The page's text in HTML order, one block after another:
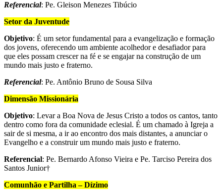
Referencial: Pe. Gleison Menezes Tibúcio
Setor da Juventude
Objetivo: É um setor fundamental para a evangelização e formação
dos jovens, oferecendo um ambiente acolhedor e desafiador para
que eles possam crescer na fé e se engajar na construção de um
mundo mais justo e fraterno.
Referencial: Pe. Antônio Bruno de Sousa Silva
Dimensão Missionária
Objetivo: Levar a Boa Nova de Jesus Cristo a todos os cantos, tanto
dentro como fora da comunidade eclesial. É um chamado à Igreja a
sair de si mesma, a ir ao encontro dos mais distantes, a anunciar o
Evangelho e a construir um mundo mais justo e fraterno.
Referencial: Pe. Bernardo Afonso Vieira e Pe. Tarciso Pereira dos
Santos Junior†
Comunhão e Partilha – Dízimo